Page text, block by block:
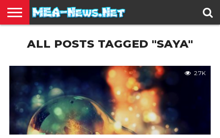
TERBARU
EDUKASI
HIBURAN
INSPIRASI
KESEHATAN
KULINER
OLAH
RAGA
OTOMOTIF
TRAVEL
JUAL
BELI
ALL POSTS TAGGED "SAYA"
2.7K